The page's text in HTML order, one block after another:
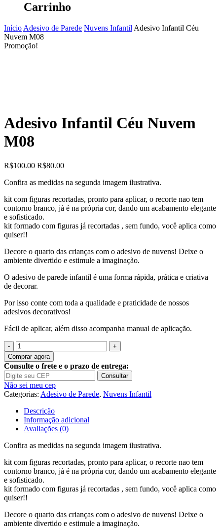
Carrinho
Início Adesivo de Parede Nuvens Infantil Adesivo Infantil Céu
Nuvem M08
Promoção!
Adesivo Infantil Céu Nuvem
M08
R$100.00 O
original
R$100.00.
R$80.00O
atual
R$80.00.
Confira as medidas na segunda imagem ilustrativa.
kit com figuras recortadas, pronto para aplicar, o recorte nao tem
contorno branco, já é na própria cor, dando um acabamento elegante
e sofisticado.
kit formado com figuras já recortadas , sem fundo, você aplica como
quiser!!
Decore o quarto das crianças com o adesivo de nuvens! Deixe o
ambiente divertido e estimule a imaginação.
O adesivo de parede infantil é uma forma rápida, prática e criativa
de decorar.
Por isso conte com toda a qualidade e praticidade de nossos
adesivos decorativos!
Fácil de aplicar, além disso acompanha manual de aplicação.
Quantidade
de
Adesivo
Infantil
Céu
Nuvem
M08
Comprar agora
Consulte o frete e o prazo de entrega:
Consultar
Não sei meu cep
Categorias: Adesivo de Parede, Nuvens Infantil
Descrição
Informação adicional
Avaliações (0)
Confira as medidas na segunda imagem ilustrativa.
kit com figuras recortadas, pronto para aplicar, o recorte nao tem
contorno branco, já é na própria cor, dando um acabamento elegante
e sofisticado.
kit formado com figuras já recortadas , sem fundo, você aplica como
quiser!!
Decore o quarto das crianças com o adesivo de nuvens! Deixe o
ambiente divertido e estimule a imaginação.